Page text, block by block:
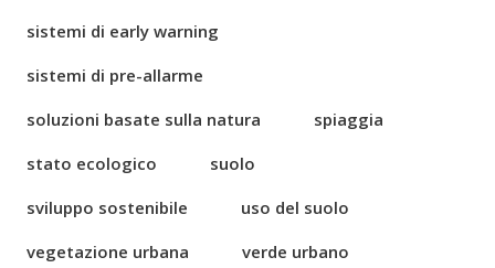
sistemi di early warning
sistemi di pre-allarme
soluzioni basate sulla natura
spiaggia
stato ecologico
suolo
sviluppo sostenibile
uso del suolo
vegetazione urbana
verde urbano